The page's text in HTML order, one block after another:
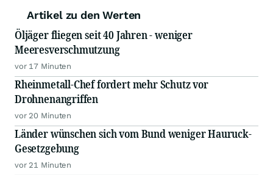
Artikel zu den Werten
Öljäger fliegen seit 40 Jahren - weniger
Meeresverschmutzung
vor 17 Minuten
Rheinmetall-Chef fordert mehr Schutz vor
Drohnenangriffen
vor 20 Minuten
Länder wünschen sich vom Bund weniger Hauruck-
Gesetzgebung
vor 21 Minuten